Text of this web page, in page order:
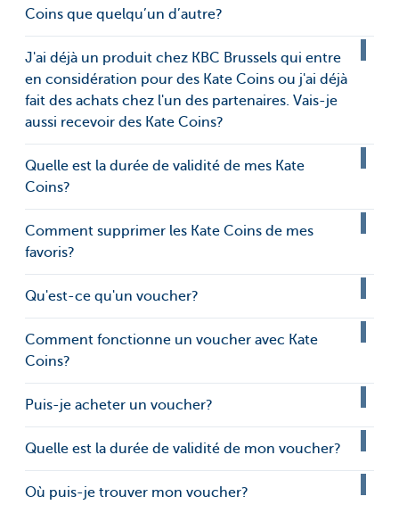
Coins que quelqu’un d’autre?
J'ai déjà un produit chez KBC Brussels qui entre
en considération pour des Kate Coins ou j'ai déjà
fait des achats chez l'un des partenaires. Vais-je
aussi recevoir des Kate Coins?
Quelle est la durée de validité de mes Kate
Coins?
Comment supprimer les Kate Coins de mes
favoris?
Qu'est-ce qu'un voucher?
Comment fonctionne un voucher avec Kate
Coins?
Puis-je acheter un voucher?
Quelle est la durée de validité de mon voucher?
Où puis-je trouver mon voucher?